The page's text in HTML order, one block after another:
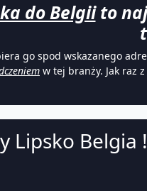
do Belgiito
go spod wskazanego
w tej branży. Jak raz
Lipsko Belgia !